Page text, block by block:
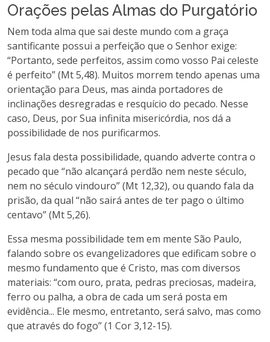
Orações pelas Almas do Purgatório
Nem toda alma que sai deste mundo com a graça
santificante possui a perfeição que o Senhor exige:
“Portanto, sede perfeitos, assim como vosso Pai celeste
é perfeito” (Mt 5,48). Muitos morrem tendo apenas uma
orientação para Deus, mas ainda portadores de
inclinações desregradas e resquício do pecado. Nesse
caso, Deus, por Sua infinita misericórdia, nos dá a
possibilidade de nos purificarmos.
Jesus fala desta possibilidade, quando adverte contra o
pecado que “não alcançará perdão nem neste século,
nem no século vindouro” (Mt 12,32), ou quando fala da
prisão, da qual “não sairá antes de ter pago o último
centavo” (Mt 5,26).
Essa mesma possibilidade tem em mente São Paulo,
falando sobre os evangelizadores que edificam sobre o
mesmo fundamento que é Cristo, mas com diversos
materiais: “com ouro, prata, pedras preciosas, madeira,
ferro ou palha, a obra de cada um será posta em
evidência... Ele mesmo, entretanto, será salvo, mas como
que através do fogo” (1 Cor 3,12-15).